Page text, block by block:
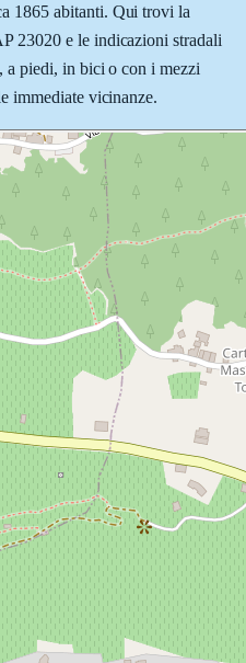
1865 abitanti. Qui trovi la
23020 e le indicazioni stradali
piedi, in bici o con i mezzi
immediate vicinanze.